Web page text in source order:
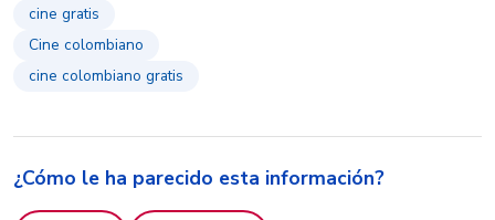
cine gratis
Cine colombiano
cine colombiano gratis
¿Cómo le ha parecido esta información?